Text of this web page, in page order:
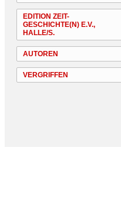
EDITION ZEIT-
GESCHICHTE(N) E.V.,
HALLE/S.
AUTOREN
VERGRIFFEN